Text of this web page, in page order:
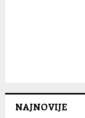
NAJNOVIJE